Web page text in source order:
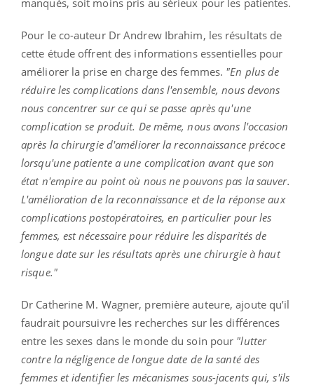
Pour le co-auteur Dr Andrew Ibrahim, les résultats de
cette étude offrent des informations essentielles pour
améliorer la prise en charge des femmes. "En plus de
réduire les complications dans l'ensemble, nous devons
nous concentrer sur ce qui se passe après qu'une
complication se produit. De même, nous avons l'occasion
après la chirurgie d'améliorer la reconnaissance précoce
lorsqu'une patiente a une complication avant que son
état n'empire au point où nous ne pouvons pas la sauver.
L'amélioration de la reconnaissance et de la réponse aux
complications postopératoires, en particulier pour les
femmes, est nécessaire pour réduire les disparités de
longue date sur les résultats après une chirurgie à haut
risque."
Dr Catherine M. Wagner, première auteure, ajoute qu’il
faudrait poursuivre les recherches sur les différences
entre les sexes dans le monde du soin pour "lutter
contre la négligence de longue date de la santé des
femmes et identifier les mécanismes sous-jacents qui, s'ils